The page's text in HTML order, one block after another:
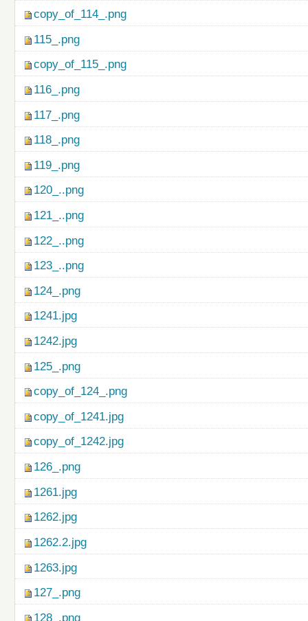
copy_of_114_.png
115_.png
copy_of_115_.png
116_.png
117_.png
118_.png
119_.png
120_..png
121_..png
122_..png
123_..png
124_.png
1241.jpg
1242.jpg
125_.png
copy_of_124_.png
copy_of_1241.jpg
copy_of_1242.jpg
126_.png
1261.jpg
1262.jpg
1262.2.jpg
1263.jpg
127_.png
128_.png